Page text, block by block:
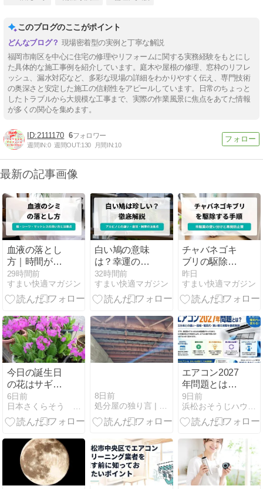
このブログのここがポイント
現場密着型の実例と丁寧な解説
福岡市南区を中心に住宅の修理やリフォームに関する実務経験をもとにし
た具体的な施工事例を紹介しています。庭木や屋根の修理、窓枠のリフレ
ッシュ、漏水対応など、多彩な現場の詳細をわかりやすく伝え、専門技術
の奥深さと安定した施工の信頼性をアピールしています。日常のちょっと
したトラブルから大規模な工事まで、実際の作業風景に焦点をあてた情報
が多くの関心を集めます。
2111170 6
週間IN:0 週間OUT:130 月間IN:10
最新の記事画像
血液の落とし
方｜時間がた
った血・経
血・服のシミ
を落とす方法
29時間前
すまい快適マガジン
白い鳩の意味
は？幸運の象
徴と種類・見
つけたときの
対応
32時間前
すまい快適マガジン
チャバネゴキ
ブリの駆除方
法｜一匹見つ
けた後の対策
と業者依頼の
昨日
すまい快適マガジン
今日の誕生日
の花はサギそ
う
6日前
日本さくらそう 千葉乙女
8日前
処分屋の独り言 | 不用品処分・産廃処分・について、仕事の…
エアコン2027
年問題とは？
2026年との違
い・価格・電
気代・買い替
9日前
浜松おそうじハウスのエアコンクリーニングは専用器材で徹底洗浄